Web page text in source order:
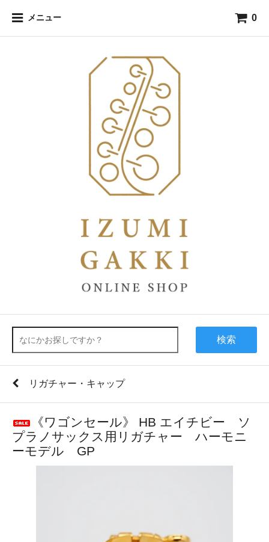
メニュー 0
検索
リガチャー・キャップ
《ワゴンセール》 HB エイチビー ソ
プラノサックス用リガチャー ハーモニ
ーモデル GP